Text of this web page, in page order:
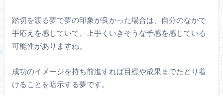
踏切を渡る夢で夢の印象が良かった場合は、自分のなかで
手応えを感じていて、上手くいきそうな予感を感じている
可能性がありますね。
成功のイメージを持ち前進すれば目標や成果までたどり着
けることを暗示する夢です。